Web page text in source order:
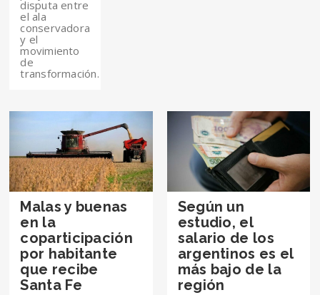
disputa entre
el ala
conservadora
y el
movimiento
de
transformación.
Malas y buenas
en la
coparticipación
por habitante
que recibe
Santa Fe
Según un
estudio, el
salario de los
argentinos es el
más bajo de la
región